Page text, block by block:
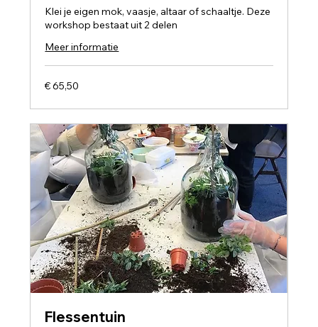
Klei je eigen mok, vaasje, altaar of schaaltje. Deze
workshop bestaat uit 2 delen
Meer informatie
65,50
euro
€ 65,50
Flessentuin